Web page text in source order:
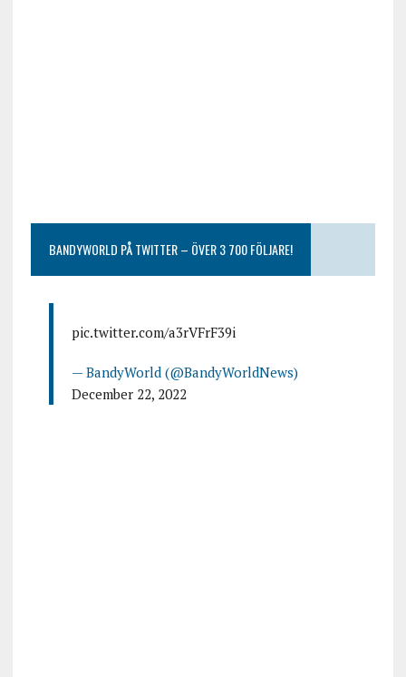
BANDYWORLD PÅ TWITTER – ÖVER 3 700 FÖLJARE!
pic.twitter.com/a3rVFrF39i
— BandyWorld (@BandyWorldNews)
December 22, 2022